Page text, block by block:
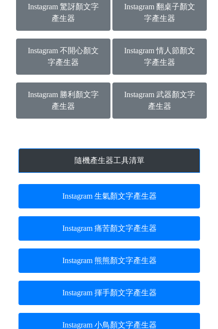
Instagram 驚訝顏文字
產生器
Instagram 翻桌子顏文
字產生器
Instagram 不開心顏文
字產生器
Instagram 情人節顏文
字產生器
Instagram 勝利顏文字
產生器
Instagram 武器顏文字
產生器
隨機產生器工具清單
Instagram 生氣顏文字產生器
Instagram 痛苦顏文字產生器
Instagram 熊熊顏文字產生器
Instagram 揮手顏文字產生器
Instagram 小鳥顏文字產生器